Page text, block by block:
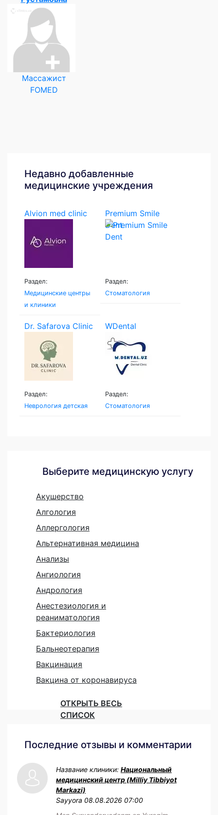
Массажист
FOMED
Недавно добавленные
медицинские учреждения
Alvion med clinic
Раздел:
Медицинские центры
и клиники
Premium Smile
Dent
Раздел:
Стоматология
Dr. Safarova Clinic
Раздел:
Неврология детская
WDental
Раздел:
Стоматология
Выберите медицинскую услугу
Акушерство
Алгология
Аллергология
Альтернативная медицина
Анализы
Ангиология
Андрология
Анестезиология и
реаниматология
Бактериология
Бальнеотерапия
Вакцинация
Вакцина от коронавируса
ОТКРЫТЬ ВЕСЬ
СПИСОК
Последние отзывы и комментарии
Название клиники: Национальный
медицинский центр (Milliy Tibbiyot
Markazi)
Sayyora 08.08.2026 07:00